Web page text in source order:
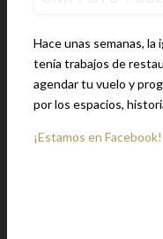
Hace unas semanas, la
tenía trabajos de
agendar tu vuelo y
por los espacios,
¡Estamos en Facebook!